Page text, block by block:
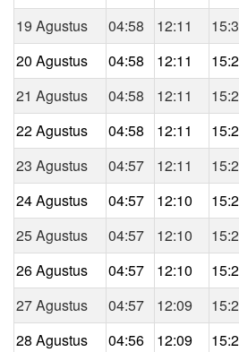
19 Agustus
04:58 12:11
20 Agustus
04:58 12:11
21 Agustus
04:58 12:11
22 Agustus
04:58 12:11
23 Agustus
04:57 12:11
24 Agustus
04:57 12:10
25 Agustus
04:57 12:10
26 Agustus
04:57 12:10
27 Agustus
04:57 12:09
28 Agustus
04:56 12:09